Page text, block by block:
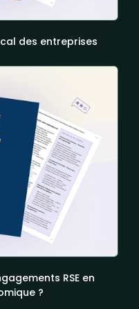
des entreprises
RSE en
?